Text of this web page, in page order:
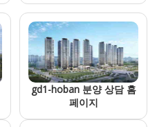
gd1-hoban 분양 상담 홈
페이지